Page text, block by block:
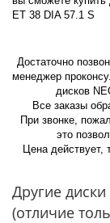
ET 38 DIA 57.1 S
Достаточно
менеджер
дисков
Все заказы
При звонке,
это
Цена действует,
Другие
(отличие